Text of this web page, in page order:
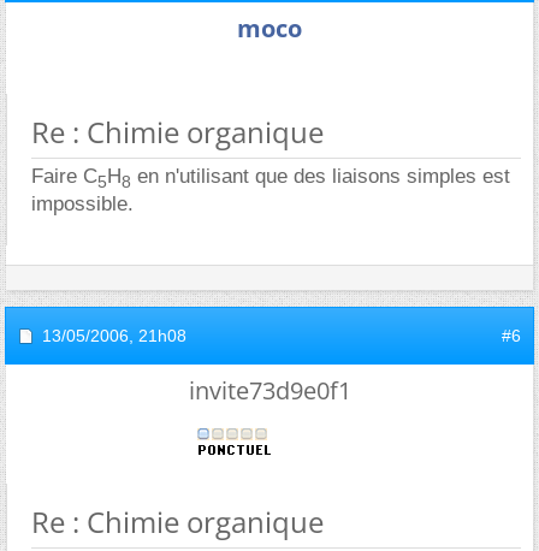
moco
Re : Chimie organique
Faire C5H8 en n'utilisant que des liaisons simples est
impossible.
13/05/2006, 21h08 #6
invite73d9e0f1
Re : Chimie organique